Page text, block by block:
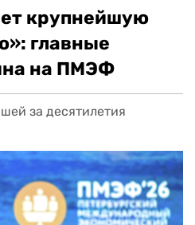
крупнейшую
главные
на ПМЭФ
за десятилетия